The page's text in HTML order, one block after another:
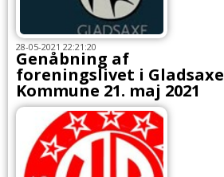
28-05-2021 22:21:20
Genåbning af
foreningslivet i Gladsaxe
Kommune 21. maj 2021